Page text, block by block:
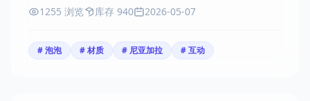
1255 浏览 库存 940 2026-05-07
# 泡泡 # 材质 # 尼亚加拉 # 互动